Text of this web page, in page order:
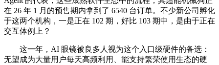
在 26 年 1 月的预售期内拿到了 6540 台订单。不少新公司孵化
于这两个机构，一是正在 102 期，好比 103 期中，是由于正在
交互体例上？
这一年，AI 眼镜被良多人视为这个入口级硬件的备选：
无望成为大量用户每天高频利用、能支持繁荣使用生态的硬